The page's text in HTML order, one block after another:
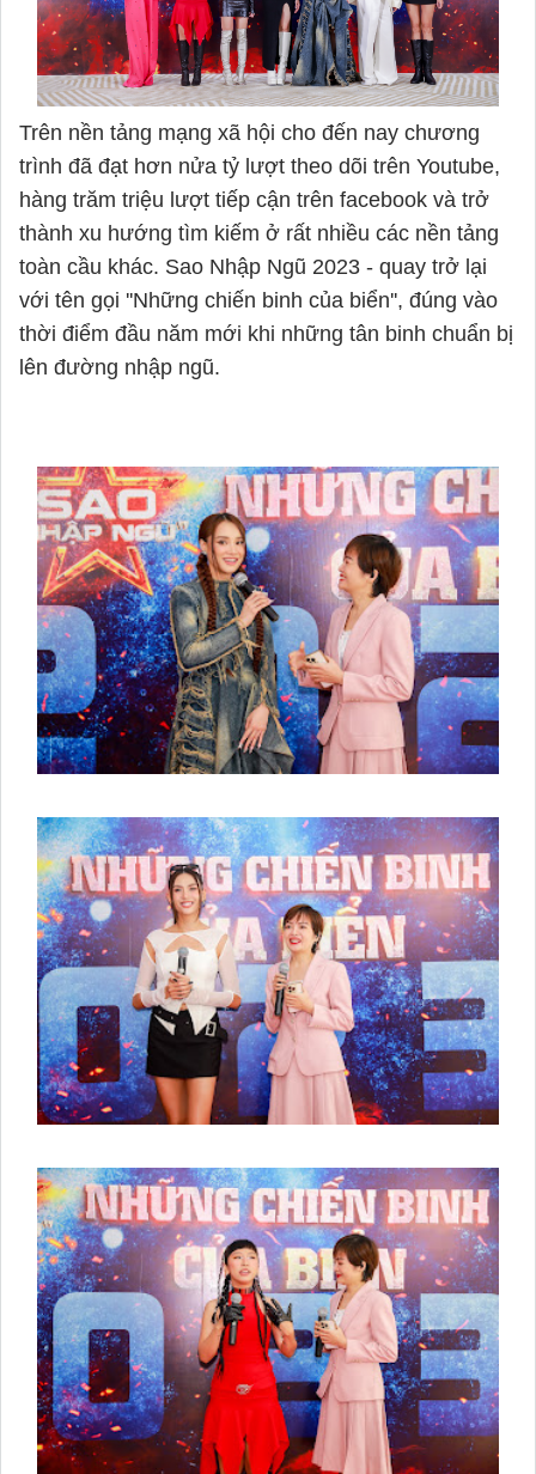
Trên nền tảng mạng xã hội cho đến nay chương
trình đã đạt hơn nửa tỷ lượt theo dõi trên Youtube,
hàng trăm triệu lượt tiếp cận trên facebook và trở
thành xu hướng tìm kiếm ở rất nhiều các nền tảng
toàn cầu khác. Sao Nhập Ngũ 2023 - quay trở lại
với tên gọi ''Những chiến binh của biển'', đúng vào
thời điểm đầu năm mới khi những tân binh chuẩn bị
lên đường nhập ngũ.